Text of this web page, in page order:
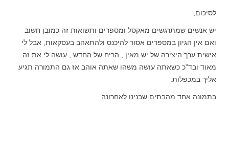
לסיכום,
יש אנשים שמתרגשים מאקסל ומספרים ותשואות זה כמובן חשוב
ואם אין הגיון במספרים אסור להיכנס ולהתאהב בעסקאות, אבל לי
אישית ערך היצירה של יש מאין , הריח של החדש , עושה לי את זה
מאוד ובד”כ כשאתה עושה משהו שאתה אוהב אז גם התמורה תגיע
אליך במכפלות.
בתמונה אחד מהבתים שבנינו לאחרונה